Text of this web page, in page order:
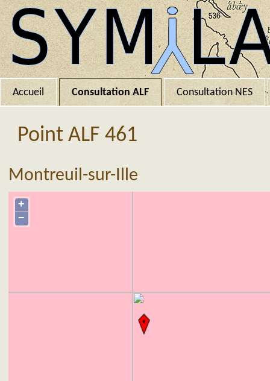
Accueil Consultation ALF Consultation NES
Point ALF 461
Montreuil-sur-Ille
+
−